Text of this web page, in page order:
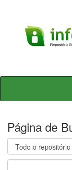
Skip
Página de